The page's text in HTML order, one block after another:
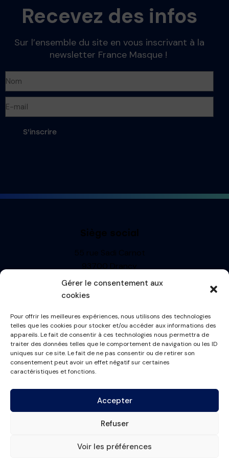
Gérer le consentement aux
cookies
Pour offrir les meilleures expériences, nous utilisons des technologies
telles que les cookies pour stocker et/ou accéder aux informations des
appareils. Le fait de consentir à ces technologies nous permettra de
traiter des données telles que le comportement de navigation ou les ID
uniques sur ce site. Le fait de ne pas consentir ou de retirer son
consentement peut avoir un effet négatif sur certaines
caractéristiques et fonctions.
Accepter
Refuser
Voir les préférences
Recevez des infos
Sur l’ensemble du site en vous inscrivant à la
newsletter France Masque !
S'inscrire
Siège social
55 rue Sadi Carnot
93700 Drancy
Siren : 499710697
TVA: FR13499710697
Informations
Mentions Légales
Politique de cookies
Conditions générales
Contactez-nous
contact@france-masque.fr